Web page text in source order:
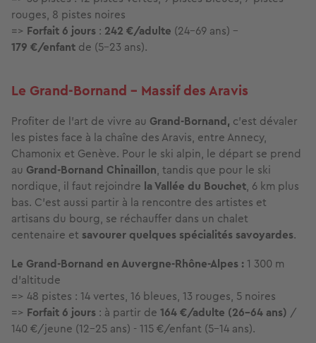
rouges, 8 pistes noires
=> Forfait 6 jours : 242 €/adulte (24-69 ans) -
179 €/enfant de (5-23 ans).
Le Grand-Bornand - Massif des Aravis
Profiter de l’art de vivre au Grand-Bornand, c’est dévaler
les pistes face à la chaîne des Aravis, entre Annecy,
Chamonix et Genève. Pour le ski alpin, le départ se prend
au Grand-Bornand Chinaillon, tandis que pour le ski
nordique, il faut rejoindre la Vallée du Bouchet, 6 km plus
bas. C'est aussi partir à la rencontre des artistes et
artisans du bourg, se réchauffer dans un chalet
centenaire et savourer quelques spécialités savoyardes.
Le Grand-Bornand en Auvergne-Rhône-Alpes :1 300 m
d'altitude
=> 48 pistes : 14 vertes, 16 bleues, 13 rouges, 5 noires
=> Forfait 6 jours : à partir de 164 €/adulte (26-64 ans) /
140 €/jeune (12-25 ans) - 115 €/enfant (5-14 ans).